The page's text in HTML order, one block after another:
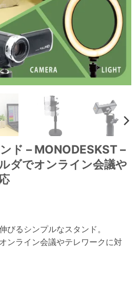
ド – MONODESKST –
ダでオンライン会議や
びるシンプルなスタンド。
ンライン会議やテレワークに対